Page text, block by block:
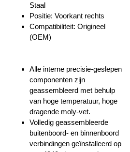
Staal
Positie: Voorkant rechts
Compatibiliteit: Origineel
(OEM)
Alle interne precisie-geslepen
componenten zijn
geassembleerd met behulp
van hoge temperatuur, hoge
dragende moly-vet.
Volledig geassembleerde
buitenboord- en binnenboord
verbindingen geïnstalleerd op